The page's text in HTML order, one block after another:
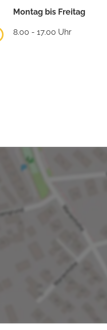
Montag bis Freitag
8.00 - 17.00 Uhr